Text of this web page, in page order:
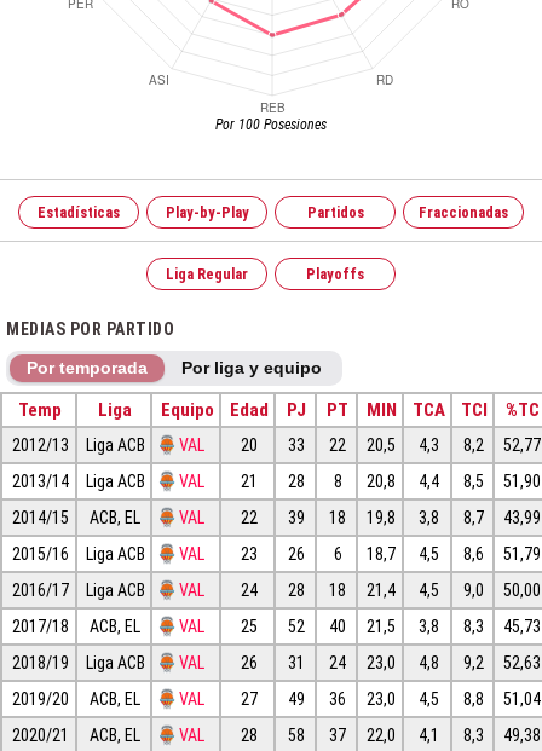
Por 100 Posesiones
Estadísticas Play-by-Play Partidos Fraccionadas
Liga Regular Playoffs
MEDIAS POR PARTIDO
Por temporada Por liga y equipo
Temp Liga Equipo Edad PJ PT MIN TCA TCI %TC
2012/13 Liga ACB VAL 20 33 22 20,5 4,3 8,2
52,77
2013/14
Liga ACB VAL 21 28 8 20,8 4,4 8,5
51,90
2014/15
ACB, EL VAL 22 39 18 19,8 3,8 8,7
43,99
2015/16
Liga ACB VAL 23 26 6 18,7 4,5 8,6
51,79
2016/17
Liga ACB VAL 24 28 18 21,4 4,5 9,0
50,00
2017/18
ACB, EL VAL 25 52 40 21,5 3,8 8,3
45,73
2018/19
Liga ACB VAL 26 31 24 23,0 4,8 9,2
52,63
2019/20
ACB, EL VAL 27 49 36 23,0 4,5 8,8
51,04
2020/21
ACB, EL VAL 28 58 37 22,0 4,1 8,3
49,38